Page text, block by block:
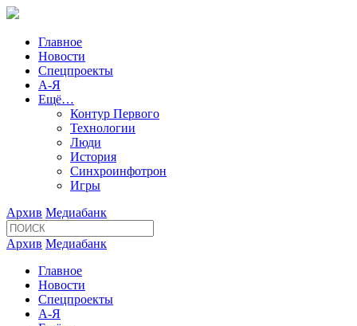
Главное
Новости
Спецпроекты
А-Я
Ещё…
Контур Первого
Технологии
Люди
История
Синхроинфотрон
Игры
Архив Медиабанк
Архив Медиабанк
Главное
Новости
Спецпроекты
А-Я